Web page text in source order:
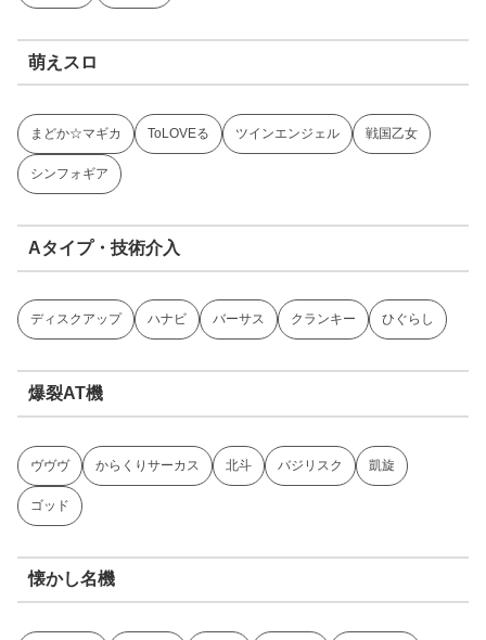
萌えスロ
まどか☆マギカ ToLOVEる ツインエンジェル 戦国乙女
シンフォギア
Aタイプ・技術介入
ディスクアップ ハナビ バーサス クランキー ひぐらし
爆裂AT機
ヴヴヴ からくりサーカス 北斗 バジリスク 凱旋
ゴッド
懐かし名機